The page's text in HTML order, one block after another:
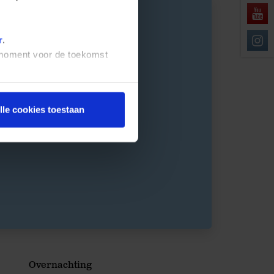
.
voor de toekomst
cookies toestaan
Overnachting